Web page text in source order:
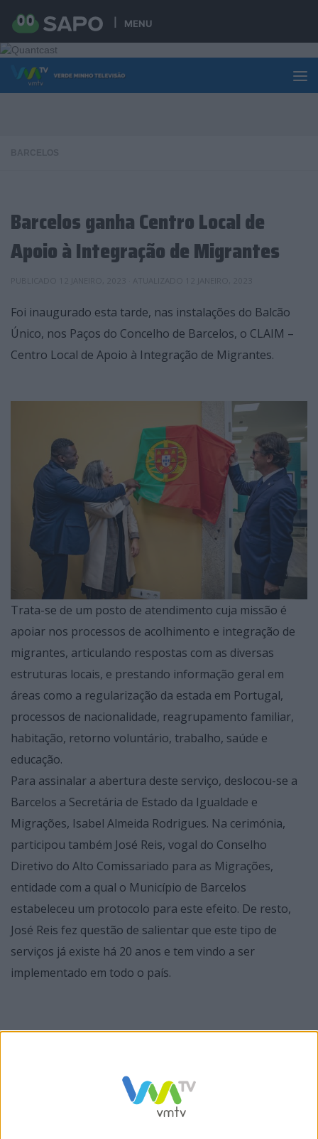
MENU
Skip to content
Barcelos ganha Centro Local de
Apoio à Integração de Migrantes
Foi inaugurado esta tarde, nas instalações do Balcão
Único, nos Paços do Concelho de Barcelos, o CLAIM –
Centro Local de Apoio à Integração de Migrantes.
Trata-se de um posto de atendimento cuja missão é
apoiar nos processos de acolhimento e integração de
migrantes, articulando respostas com as diversas
estruturas locais, e prestando informação geral em
áreas como a regularização da estada em Portugal,
processos de nacionalidade, reagrupamento familiar,
habitação, retorno voluntário, trabalho, saúde e
educação.
Para assinalar a abertura deste serviço, deslocou-se a
Barcelos a Secretária de Estado da Igualdade e
Migrações, Isabel Almeida Rodrigues. Na cerimónia,
participou também José Reis, vogal do Conselho
Diretivo do Alto Comissariado para as Migrações,
entidade com a qual o Município de Barcelos
estabeleceu um protocolo para este efeito. De resto,
José Reis fez questão de salientar que este tipo de
serviços já existe há 20 anos e tem vindo a ser
implementado em todo o país.
Mário Constantino sublinha caráter solidário do
Município e dos barcelenses
O Presidente da Câmara Municipal realçou a